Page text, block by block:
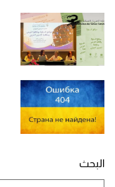
البحث